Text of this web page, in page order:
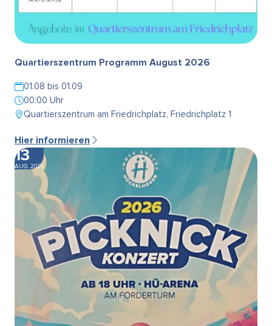
Quartierszentrum Programm August 2026
01.08 bis 01.09
00:00 Uhr
Quartierszentrum am Friedrichplatz, Friedrichplatz 1
Hier informieren
13
AUG. 2026